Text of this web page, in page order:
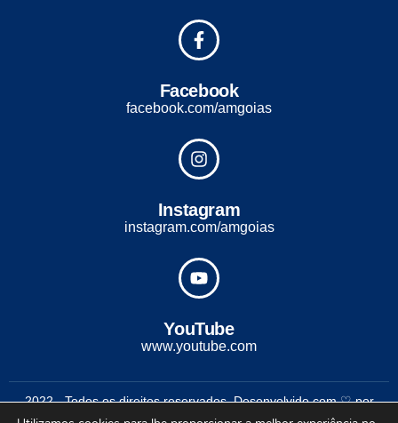
Facebook
facebook.com/amgoias
Instagram
instagram.com/amgoias
YouTube
www.youtube.com
2022 - Todos os direitos reservados. Desenvolvido com ♡ por
Conexão Soluções Corporativas